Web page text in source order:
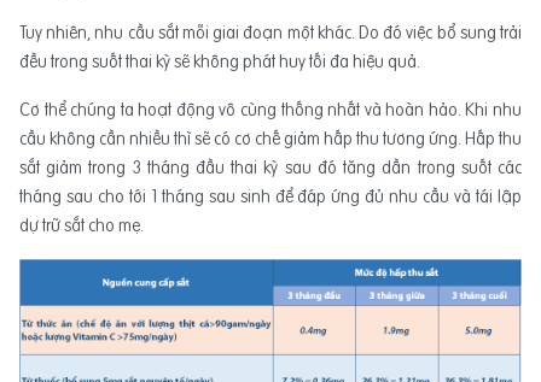
Tuy nhiên, nhu cầu sắt mỗi giai đoạn một khác. Do đó việc bổ sung trải
đều trong suốt thai kỳ sẽ không phát huy tối đa hiệu quả.
Cơ thể chúng ta hoạt động vô cùng thống nhất và hoàn hảo. Khi nhu
cầu không cần nhiều thì sẽ có cơ chế giảm hấp thu tương ứng. Hấp thu
sắt giảm trong 3 tháng đầu thai kỳ sau đó tăng dần trong suốt các
tháng sau cho tới 1 tháng sau sinh để đáp ứng đủ nhu cầu và tái lập
dự trữ sắt cho mẹ.